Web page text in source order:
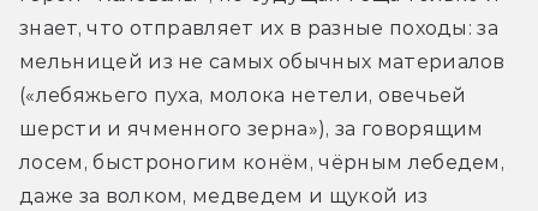
знает, что отправляет их в разные походы: за
мельницей из не самых обычных материалов
(«лебяжьего пуха, молока нетели, овечьей
шерсти и ячменного зерна»), за говорящим
лосем, быстроногим конём, чёрным лебедем,
даже за волком, медведем и щукой из